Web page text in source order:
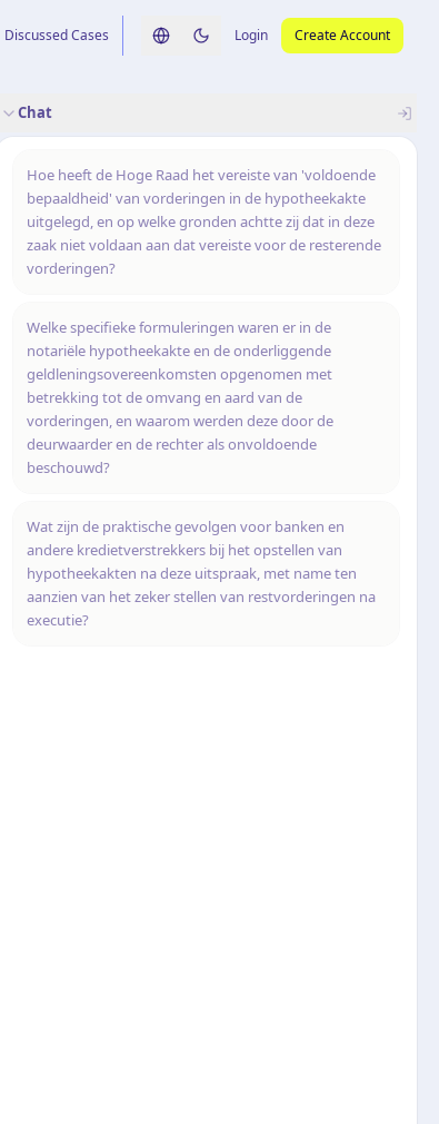
Discussed Cases Switch language
Switch to dark theme
Login Create Account
Chat
Hoe heeft de Hoge Raad het vereiste van 'voldoende
bepaaldheid' van vorderingen in de hypotheekakte
uitgelegd, en op welke gronden achtte zij dat in deze
zaak niet voldaan aan dat vereiste voor de resterende
vorderingen?
Welke specifieke formuleringen waren er in de
notariële hypotheekakte en de onderliggende
geldleningsovereenkomsten opgenomen met
betrekking tot de omvang en aard van de
vorderingen, en waarom werden deze door de
deurwaarder en de rechter als onvoldoende
beschouwd?
Wat zijn de praktische gevolgen voor banken en
andere kredietverstrekkers bij het opstellen van
hypotheekakten na deze uitspraak, met name ten
aanzien van het zeker stellen van restvorderingen na
executie?